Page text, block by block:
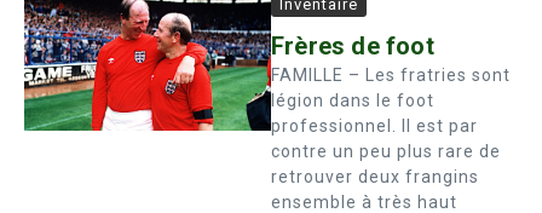
Inventaire
Frères de foot
FAMILLE – Les fratries sont
légion dans le foot
professionnel. Il est par
contre un peu plus rare de
retrouver deux frangins
ensemble à très haut